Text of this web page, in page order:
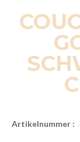
Artikelnummer :